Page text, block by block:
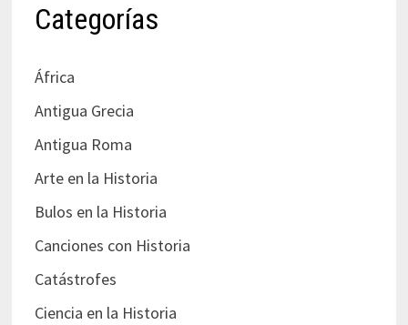
Categorías
África
Antigua Grecia
Antigua Roma
Arte en la Historia
Bulos en la Historia
Canciones con Historia
Catástrofes
Ciencia en la Historia